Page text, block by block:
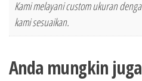
Kami melayani custom ukuran
kami sesuaikan.
Anda mungkin